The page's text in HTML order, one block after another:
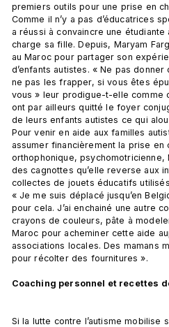
premiers outils pour une prise en
Comme il n’y a pas d’éducatrices
a réussi à convaincre une
charge sa fille. Depuis, Maryam
au Maroc pour partager son
d’enfants autistes. « Ne pas
ne pas les frapper, si vous êtes
vous » leur prodigue-t-elle comme
ont par ailleurs quitté le foyer
de leurs enfants autistes ce qui
Pour venir en aide aux familles
assumer financièrement la prise en
orthophonique, psychomotricienne,
des cagnottes qu’elle reverse aux
collectes de jouets éducatifs
« Je me suis déplacé jusqu’en
pour cela. J’ai enchainé une autre
crayons de couleurs, pâte à
Maroc pour acheminer cette aide
associations locales. Des mamans
pour récolter des fournitures ».
Coaching personnel et recettes
Si la lutte contre l’autisme mobilise